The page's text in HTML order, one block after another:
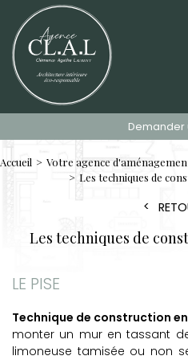
Demander
Accueil
Votre agence
Les techniques de
Les techniques de
LE PISE
Technique de construction
monter un mur en tassant
limoneuse tamisée ou non